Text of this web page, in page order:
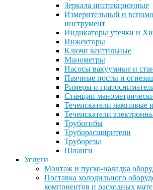
Зеркала инспекционные
Измерительный и
инструмент
Индикаторы утечки и
Инжекторы
Ключи вентильные
Манометры
Насосы вакуумные и
Паячные посты и
Римеры и
Станции
Течеискатели ламповые
Течеискатели
Трубогибы
Труборасширители
Труборезы
Шланги
Услуги
Монтаж и пуско-наладка
Поставка холодильного
компонентов и расходных